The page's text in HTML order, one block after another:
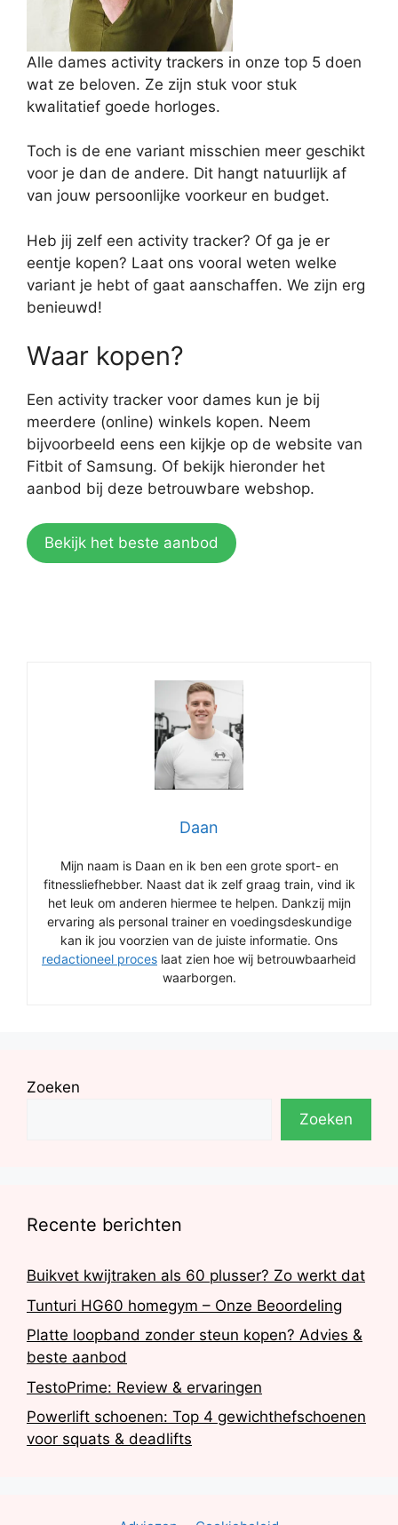
Alle dames activity trackers in onze top 5 doen
wat ze beloven. Ze zijn stuk voor stuk
kwalitatief goede horloges.
Toch is de ene variant misschien meer geschikt
voor je dan de andere. Dit hangt natuurlijk af
van jouw persoonlijke voorkeur en budget.
Heb jij zelf een activity tracker? Of ga je er
eentje kopen? Laat ons vooral weten welke
variant je hebt of gaat aanschaffen. We zijn erg
benieuwd!
Waar kopen?
Een activity tracker voor dames kun je bij
meerdere (online) winkels kopen. Neem
bijvoorbeeld eens een kijkje op de website van
Fitbit of Samsung. Of bekijk hieronder het
aanbod bij deze betrouwbare webshop.
Bekijk het beste aanbod
Daan
Mijn naam is Daan en ik ben een grote sport- en
fitnessliefhebber. Naast dat ik zelf graag train, vind ik
het leuk om anderen hiermee te helpen. Dankzij mijn
ervaring als personal trainer en voedingsdeskundige
kan ik jou voorzien van de juiste informatie. Ons
redactioneel proces laat zien hoe wij betrouwbaarheid
waarborgen.
Zoeken
Zoeken
Recente berichten
Buikvet kwijtraken als 60 plusser? Zo werkt dat
Tunturi HG60 homegym – Onze Beoordeling
Platte loopband zonder steun kopen? Advies &
beste aanbod
TestoPrime: Review & ervaringen
Powerlift schoenen: Top 4 gewichthefschoenen
voor squats & deadlifts